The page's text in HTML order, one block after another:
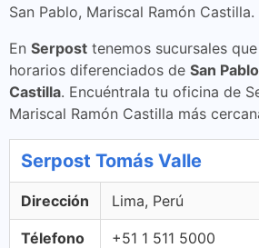
San Pablo, Mariscal Ramón Castilla.
En Serpost tenemos sucursales
horarios diferenciados de San
Castilla. Encuéntrala tu oficina de
Mariscal Ramón Castilla más
Serpost Tomás Valle
Dirección Lima, Perú
Télefono +51 1 511 5000